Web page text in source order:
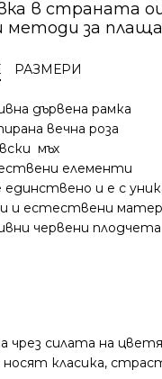
в страната
методи за
РАЗМЕРИ
дървена рамка
вечна роза
мъх
елементи
и е с
и естествени
червени плодчета
чрез силата на
класика,